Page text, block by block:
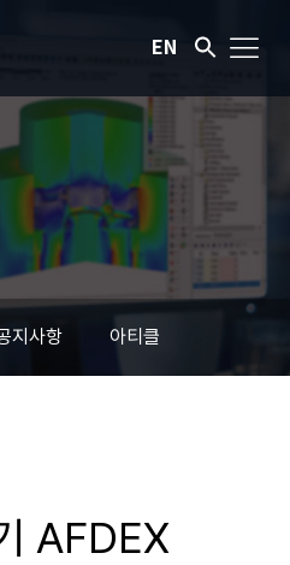
EN
지사항 아티클
AFDEX